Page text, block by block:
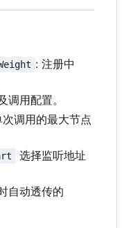
: 注册中
调用配置。
次调用的最大节点
选择监听地址
自动透传的